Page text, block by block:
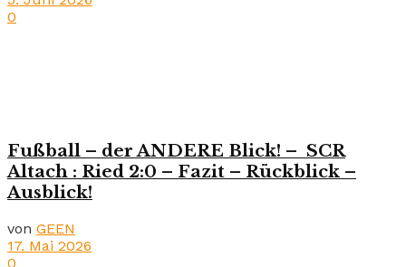
0
Fußball – der ANDERE Blick! – SCR
Altach : Ried 2:0 – Fazit – Rückblick –
Ausblick!
von GEEN
17. Mai 2026
0